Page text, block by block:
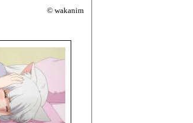
© wakanim